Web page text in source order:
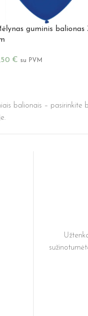
guminis balionas
€ su PVM
balionais – pasirinkite